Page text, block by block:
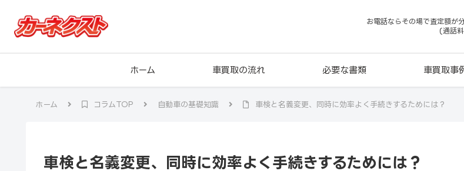
お電話ならその場で査定額が
(通話
ホーム 車買取の流れ 必要な書類 車買取事
ホーム コラムTOP 自動車の基礎知識 車検と名義変更、同時に効率よく手続きするためには？
車検と名義変更、同時に効率よく手続きするためには？